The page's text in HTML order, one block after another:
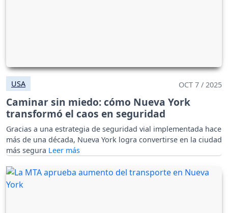
USA OCT 7 / 2025
Caminar sin miedo: cómo Nueva York
transformó el caos en seguridad
Gracias a una estrategia de seguridad vial implementada hace
más de una década, Nueva York logra convertirse en la ciudad
más segura